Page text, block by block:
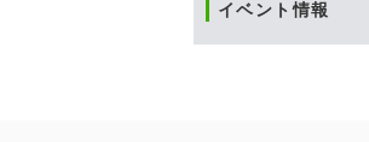
イベント情報